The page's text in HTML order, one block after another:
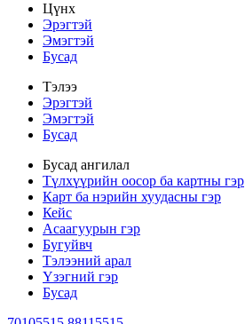
Цүнх
Эрэгтэй
Эмэгтэй
Бусад
Тэлээ
Эрэгтэй
Эмэгтэй
Бусад
Бусад ангилал
Түлхүүрийн оосор ба картны гэр
Карт ба нэрийн хуудасны гэр
Кейс
Асаагуурын гэр
Бугуйвч
Тэлээний арал
Үзэгний гэр
Бусад